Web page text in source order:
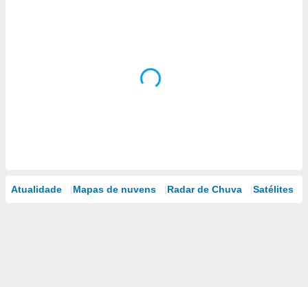
Atualidade Mapas de nuvens Radar de Chuva Satélites